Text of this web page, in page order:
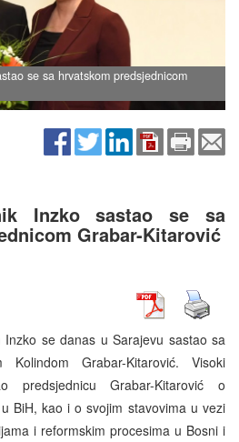
se sa hrvatskom predsjednicom
Inzko sastao se sa
Grabar-Kitarović
Inzko se danas u Sarajevu sastao sa
Kolindom Grabar-Kitarović. Visoki
predsjednicu Grabar-Kitarović o
BiH, kao i o svojim stavovima u vezi
i reformskim procesima u Bosni i